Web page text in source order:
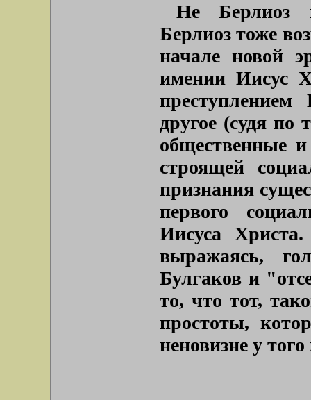
Не Берлиоз
Берлиоз тоже
начале новой
имении Иисус
другое (судя по
общественные и
строящей
признания
первого
Иисуса
выражаясь,
Булгаков и
то, что тот,
простоты,
неновизне у